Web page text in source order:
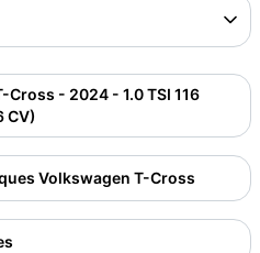
- 2024 - 1.0 TSI 116
CV)
Volkswagen T-Cross